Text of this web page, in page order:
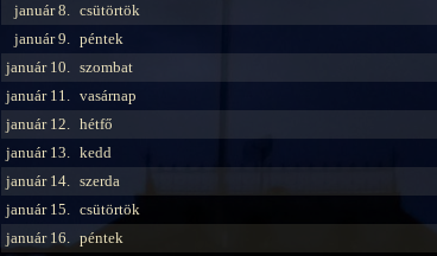
január 8. csütörtök
január 9. péntek
január 10. szombat
január 11. vasárnap
január 12. hétfő
január 13. kedd
január 14. szerda
január 15. csütörtök
január 16. péntek